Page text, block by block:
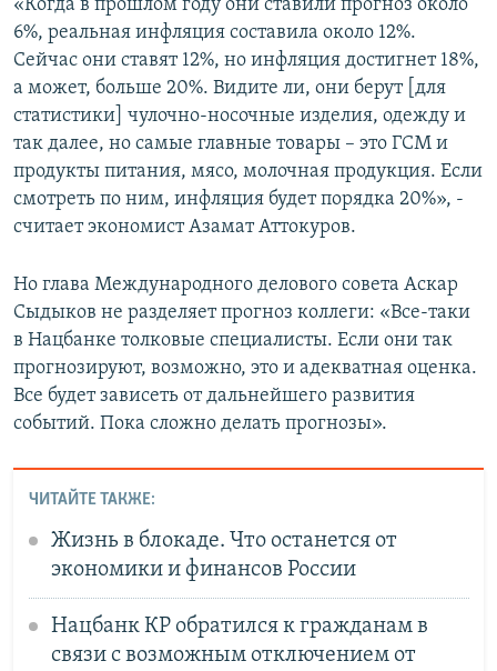
«Когда в прошлом году они ставили прогноз около
6%, реальная инфляция составила около 12%.
Сейчас они ставят 12%, но инфляция достигнет 18%,
а может, больше 20%. Видите ли, они берут [для
статистики] чулочно-носочные изделия, одежду и
так далее, но самые главные товары – это ГСМ и
продукты питания, мясо, молочная продукция. Если
смотреть по ним, инфляция будет порядка 20%», -
считает экономист Азамат Аттокуров.
Но глава Международного делового совета Аскар
Сыдыков не разделяет прогноз коллеги: «Все-таки
в Нацбанке толковые специалисты. Если они так
прогнозируют, возможно, это и адекватная оценка.
Все будет зависеть от дальнейшего развития
событий. Пока сложно делать прогнозы».
ЧИТАЙТЕ ТАКЖЕ:
Жизнь в блокаде. Что останется от
экономики и финансов России
Нацбанк КР обратился к гражданам в
связи с возможным отключением от